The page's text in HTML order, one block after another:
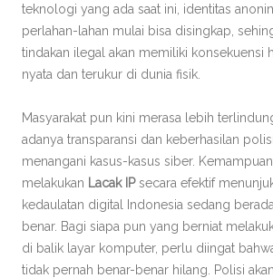
teknologi yang ada saat ini, identitas
perlahan-lahan mulai bisa disingkap,
tindakan ilegal akan memiliki konsekuensi
nyata dan terukur di dunia fisik.
Masyarakat pun kini merasa lebih
adanya transparansi dan keberhasilan
menangani kasus-kasus siber.
melakukan Lacak IPsecara efektif
kedaulatan digital Indonesia sedang
benar. Bagi siapa pun yang berniat
di balik layar komputer, perlu diingat
tidak pernah benar-benar hilang. Polisi